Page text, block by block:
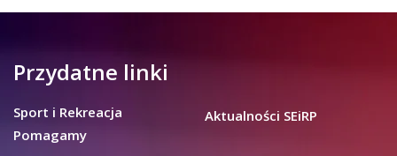
Przydatne linki
Sport i Rekreacja
Pomagamy
Aktualności SEiRP